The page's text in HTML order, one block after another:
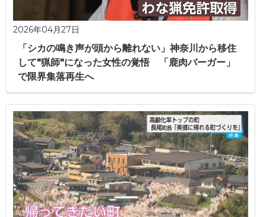
2026年04月27日
「シカの鳴き声が頭から離れない」神奈川から移住
して"猟師"になった女性の覚悟 「鹿肉バーガー」
で限界集落再生へ